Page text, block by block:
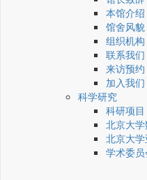
本馆介绍
馆舍风貌
组织机构
联系我们
来访预约
加入我们
科学研究
科研项目
北京大
北京大
学术委员